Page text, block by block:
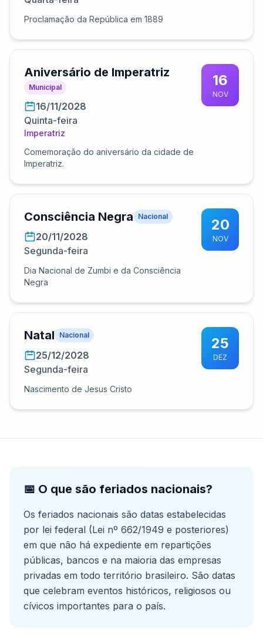
Proclamação da República em 1889
Aniversário de Imperatriz
Municipal
16/11/2028
Quinta-feira
Imperatriz
Comemoração do aniversário da cidade de
Imperatriz.
16
NOV
Consciência Negra Nacional
20/11/2028
Segunda-feira
Dia Nacional de Zumbi e da Consciência
Negra
20
NOV
Natal Nacional
25/12/2028
Segunda-feira
Nascimento de Jesus Cristo
25
DEZ
📅 O que são feriados nacionais?
Os feriados nacionais são datas estabelecidas
por lei federal (Lei nº 662/1949 e posteriores)
em que não há expediente em repartições
públicas, bancos e na maioria das empresas
privadas em todo território brasileiro. São datas
que celebram eventos históricos, religiosos ou
cívicos importantes para o país.